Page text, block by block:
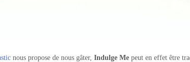
nous propose de nous gâter, Indulge Me peut en effet être